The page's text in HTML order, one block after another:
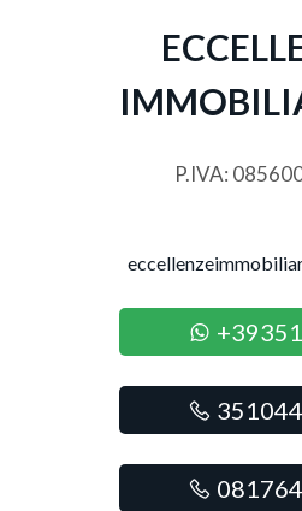
Posizione : Centrale
P.IVA: